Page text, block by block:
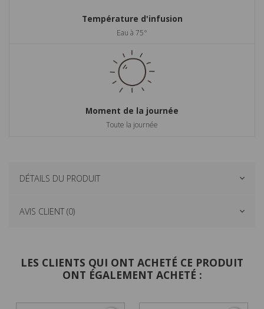
Température d'infusion
Eau à 75°
Moment de la journée
Toute la journée
DÉTAILS DU PRODUIT
AVIS CLIENT (0)
LES CLIENTS QUI ONT ACHETÉ CE PRODUIT
ONT ÉGALEMENT ACHETÉ :